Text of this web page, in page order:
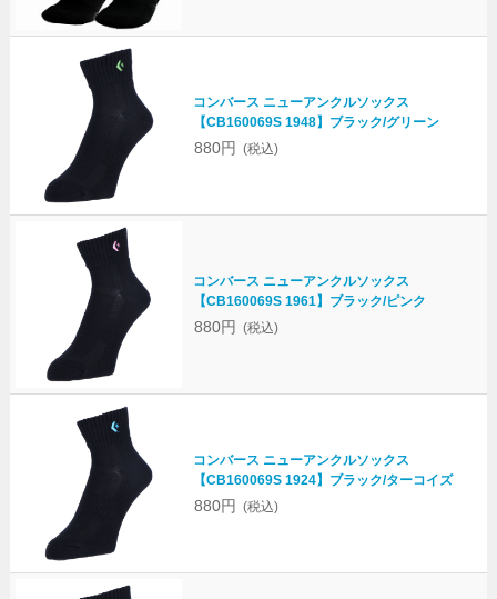
コンバース ニューアンクルソックス
【CB160069S 1948】ブラック/グリーン
880円 (税込)
コンバース ニューアンクルソックス
【CB160069S 1961】ブラック/ピンク
880円 (税込)
コンバース ニューアンクルソックス
【CB160069S 1924】ブラック/ターコイズ
880円 (税込)